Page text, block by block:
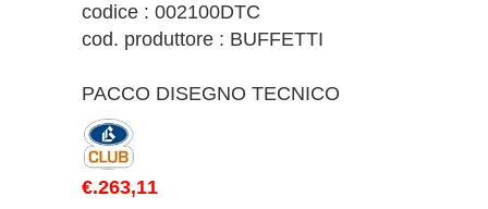
codice : 002100DTC
cod. produttore : BUFFETTI
PACCO DISEGNO TECNICO
€.263,11